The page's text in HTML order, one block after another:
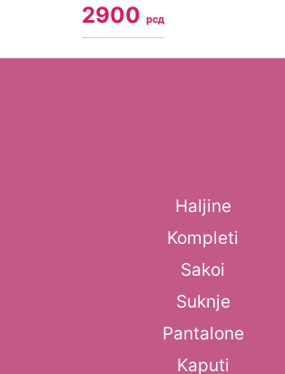
2900 рсд
Haljine
Kompleti
Sakoi
Suknje
Pantalone
Kaputi